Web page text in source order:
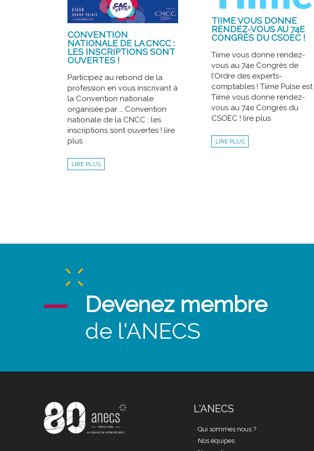
CONVENTION
NATIONALE DE LA CNCC :
LES INSCRIPTIONS SONT
OUVERTES !
Participez au rebond de la
profession en vous inscrivant à
la Convention nationale
organisée par … Convention
nationale de la CNCC : les
inscriptions sont ouvertes ! lire
plus
LIRE PLUS
TIIME VOUS DONNE
RENDEZ-VOUS AU 74E
CONGRÈS DU CSOEC !
Tiime vous donne rendez-
vous au 74e Congrès de
l’Ordre des experts-
comptables ! Tiime Pulse est …
Tiime vous donne rendez-
vous au 74e Congrès du
CSOEC ! lire plus
LIRE PLUS
Devenez membre
de l'ANECS
L'ANECS
Qui sommes nous ?
Nos équipes